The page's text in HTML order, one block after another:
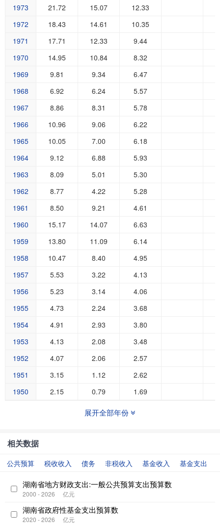
1973 21.72 15.07
12.33
1972
18.43 14.61
10.35
1971
17.71 12.33
9.44
1970
14.95 10.84
8.32
1969
9.81 9.34
6.47
1968
6.92 6.24
5.57
1967
8.86 8.31
5.78
1966
10.96 9.06
6.22
1965
10.05 7.00
6.18
1964
9.12 6.88
5.93
1963
8.09 5.01
5.30
1962
8.77 4.22
5.28
1961
8.50 9.21
4.61
1960
15.17 14.07
6.63
1959
13.80 11.09
6.14
1958
10.47 8.40
4.95
1957
5.53 3.22
4.13
1956
5.23 3.14
4.06
1955
4.73 2.24
3.68
1954
4.91 2.93
3.80
1953
4.13 2.08
3.48
1952
4.07 2.06
2.57
1951
3.15 1.12
2.62
1950
2.15 0.79 1.69
展开全部年份
相关数据
公共预算 税收收入 债务 非税收入 基金收入 基金支出
湖南省地方财政支出:一般公共预算支出预算数
2000 - 2026 亿元
湖南省政府性基金支出预算数
2020 - 2026 亿元